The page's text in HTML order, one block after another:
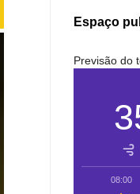
Espaço
Previsão do
08:00